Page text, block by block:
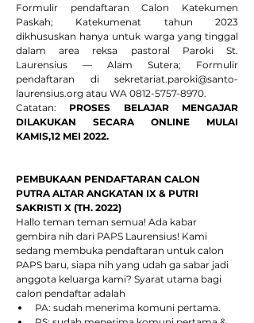
Formulir pendaftaran Calon Katekumen
Paskah; Katekumenat tahun 2023
dikhususkan hanya untuk warga yang tinggal
dalam area reksa pastoral Paroki St.
Laurensius — Alam Sutera; Formulir
pendaftaran di sekretariat.paroki@santo-
laurensius.org atau WA 0812-5757-8970.
Catatan: PROSES BELAJAR MENGAJAR
DILAKUKAN SECARA ONLINE MULAI
KAMIS,12 MEI 2022.
PEMBUKAAN PENDAFTARAN CALON
PUTRA ALTAR ANGKATAN IX & PUTRI
SAKRISTI X (TH. 2022)
Hallo teman teman semua! Ada kabar
gembira nih dari PAPS Laurensius! Kami
sedang membuka pendaftaran untuk calon
PAPS baru, siapa nih yang udah ga sabar jadi
anggota keluarga kami? Syarat utama bagi
calon pendaftar adalah
PA: sudah menerima komuni pertama.